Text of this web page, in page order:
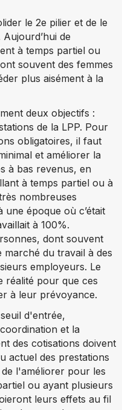
le 2e pilier et de le
de
à temps partiel ou
souvent des femmes
plus aisément à la
deux objectifs :
de la LPP. Pour
obligatoires, il faut
et améliorer la
à bas revenus, en
à temps partiel ou à
nombreuses
une époque où c’était
à 100%.
dont souvent
marché du travail à des
employeurs. Le
réalité pour que ces
à leur prévoyance.
d'entrée,
et la
des cotisations doivent
actuel des prestations
l'améliorer pour les
ou ayant plusieurs
leurs effets au fil